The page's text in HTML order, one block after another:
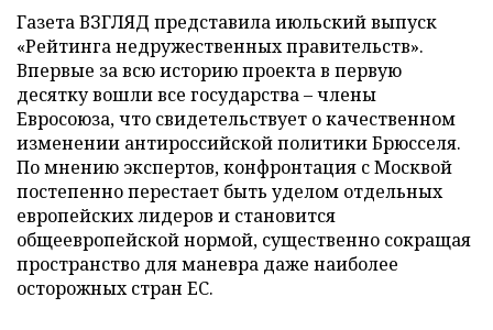
Газета ВЗГЛЯД представила июльский выпуск
«Рейтинга недружественных правительств».
Впервые за всю историю проекта в первую
десятку вошли все государства – члены
Евросоюза, что свидетельствует о качественном
изменении антироссийской политики Брюсселя.
По мнению экспертов, конфронтация с Москвой
постепенно перестает быть уделом отдельных
европейских лидеров и становится
общеевропейской нормой, существенно сокращая
пространство для маневра даже наиболее
осторожных стран ЕС.